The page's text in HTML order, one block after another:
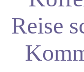
Reise